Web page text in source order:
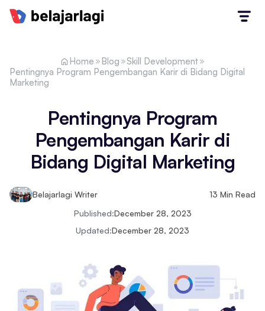
Home Blog
Skill Development
Pentingnya Program Pengembangan Karir di Bidang Digital
Marketing
Pentingnya Program
Pengembangan Karir di
Bidang Digital Marketing
Belajarlagi Writer 13 Min Read
Published:December 28, 2023
Updated:December 28, 2023